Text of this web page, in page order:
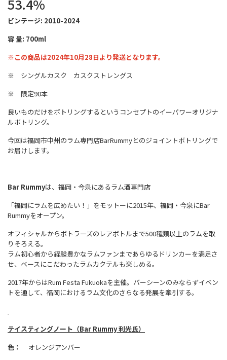
53.4%
ビンテージ: 2010-2024
容 量: 700ml
※この商品は2024年10月28日より発送となります。
※ シングルカスク カスクストレングス
※ 限定90本
良いものだけをボトリングするというコンセプトのイーパワーオリジナ
ルボトリング。
今回は福岡市中州のラム専門店BarRummyとのジョイントボトリングで
お届けします。
Bar Rummyは、福岡・今泉にあるラム酒専門店
「福岡にラムを広めたい！」をモットーに2015年、福岡・今泉にBar
Rummyをオープン。
オフィシャルからボトラーズのレアボトルまで500種類以上のラムを取
りそろえる。
ラム初心者から経験豊かなラムファンまであらゆるドリンカーを満足さ
せ、ベースにこだわったラムカクテルも楽しめる。
2017年からはRum Festa Fukuokaを主催。バーシーンのみならずイベン
トを通して、福岡におけるラム文化のさらなる発展を牽引する。
テイスティングノート （Bar Rummy利光氏）
色 ：
オレンジアンバー